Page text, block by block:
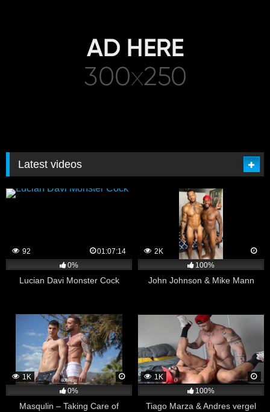
Latest videos
92
01:07:14
0%
Lucian Davi Monster Cock
2K
100%
John Johnson & Mike Mann
1K
0%
Masqulin – Taking Care of
1K
100%
Tiago Marza & Andres vergel